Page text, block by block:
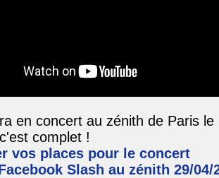
en concert au zénith de Paris
complet !
vos places pour le concert
Slash au zénith 29/04/